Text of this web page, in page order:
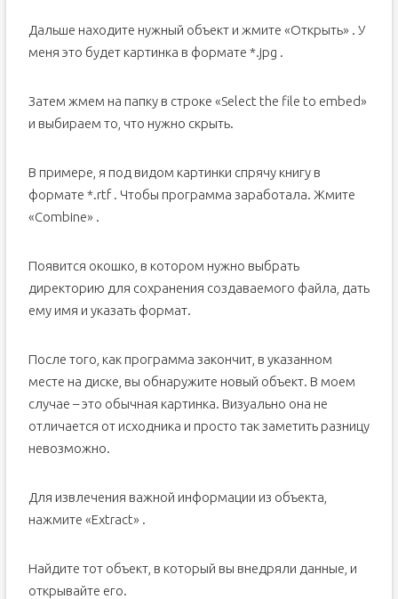
Дальше находите нужный объект и жмите «Открыть» . У
меня это будет картинка в формате *.jpg .
Затем жмем на папку в строке «Select the file to embed»
и выбираем то, что нужно скрыть.
В примере, я под видом картинки спрячу книгу в
формате *.rtf . Чтобы программа заработала. Жмите
«Combine» .
Появится окошко, в котором нужно выбрать
директорию для сохранения создаваемого файла, дать
ему имя и указать формат.
После того, как программа закончит, в указанном
месте на диске, вы обнаружите новый объект. В моем
случае – это обычная картинка. Визуально она не
отличается от исходника и просто так заметить разницу
невозможно.
Для извлечения важной информации из объекта,
нажмите «Extract» .
Найдите тот объект, в который вы внедряли данные, и
открывайте его.